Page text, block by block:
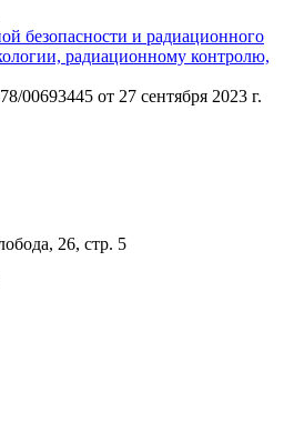
00693445 от 27 сентября 2023 г.
26, стр. 5